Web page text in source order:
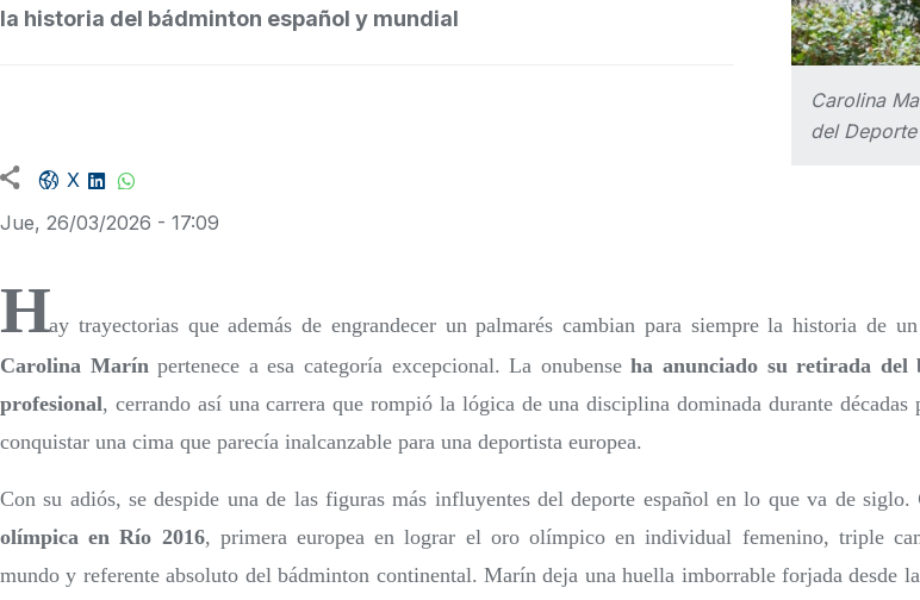
la historia del bádminton español y mundial
Carolina
del
Facebook share
X LinkedIn
Jue, 26/03/2026 - 17:09
Hay trayectorias que además de engrandecer un palmarés cambian para siempre la historia de
Carolina Marínpertenece a esa categoría excepcional. La onubenseha anunciado su retirada del
profesional, cerrando así una carrera que rompió la lógica de una disciplina dominada durante décadas
conquistar una cima que parecía inalcanzable para una deportista europea.
Con su adiós, se despide una de las figuras más influyentes del deporte español en lo que va de siglo.
olímpica en Río 2016, primera europea en lograr el oro olímpico en individual femenino, triple
mundo y referente absoluto del bádminton continental. Marín deja una huella imborrable forjada desde